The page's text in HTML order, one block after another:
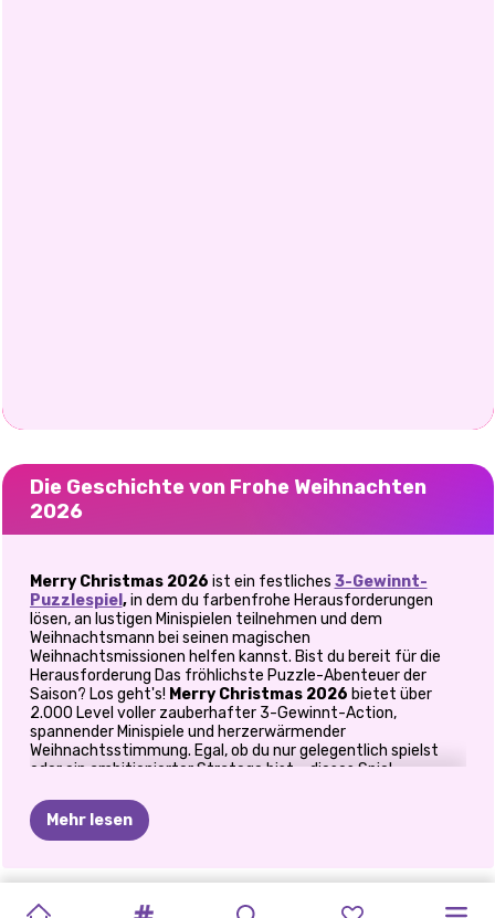
Die Geschichte von Frohe Weihnachten
2026
Merry Christmas 2026 ist ein festliches 3-Gewinnt-
Puzzlespiel ,in dem du farbenfrohe Herausforderungen
lösen, an lustigen Minispielen teilnehmen und dem
Weihnachtsmann bei seinen magischen
Weihnachtsmissionen helfen kannst. Bist du bereit für die
Herausforderung Das fröhlichste Puzzle-Abenteuer der
Saison? Los geht's! Merry Christmas 2026 bietet über
2.000 Level voller zauberhafter 3-Gewinnt-Action,
spannender Minispiele und herzerwärmender
Weihnachtsstimmung. Egal, ob du nur gelegentlich spielst
oder ein ambitionierter Stratege bist – dieses Spiel
Weihnachtszeit schon viel zu viel Zeit mit dem Zerkleinern
von Bonbons und dem Kombinieren von Edelsteinen
verbracht habe, war ich positiv überrascht, wie erfrischend
Schneeballschlacht-Minispiel einstieg, merkte ich sofort,
dass es anders ist als alle 3-Gewinnt-Spiele, die ich bisher
Mehr lesen
WEIHNACHTSHAUSPUTZ
FASHION
KARDASHIANS GEFRORENE MACH